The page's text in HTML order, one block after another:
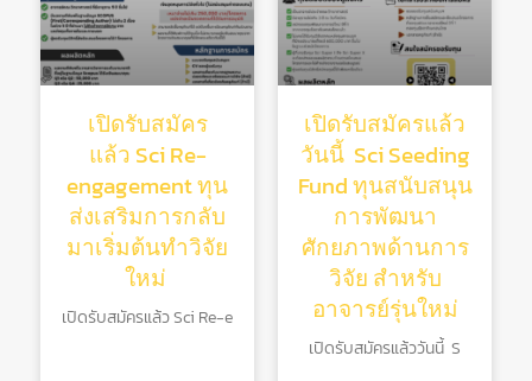
เปิดรับสมัคร
แล้ว Sci Re-
engagement ทุน
ส่งเสริมการกลับ
มาเริ่มต้นทําวิจัย
ใหม่
เปิดรับสมัครแล้ว Sci Re-e
เปิดรับสมัครแล้ว
วันนี้ Sci Seeding
Fund ทุนสนับสนุน
การพัฒนา
ศักยภาพด้านการ
วิจัย สําหรับ
อาจารย์รุ่นใหม่
เปิดรับสมัครแล้ววันนี้ S